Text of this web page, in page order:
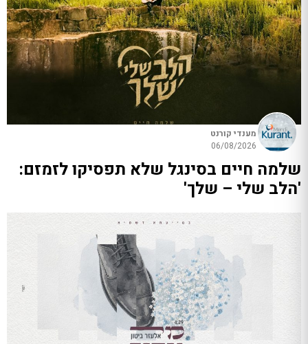
מענדי קורנט
06/08/2026
שלמה חיים בסינגל שלא תפסיקו לזמזם:
'הלב שלי – שלך'